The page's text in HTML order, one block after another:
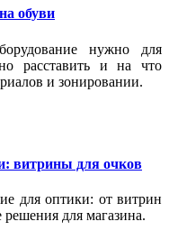
обуви
нужно для
расставить и на что
и зонировании.
витрины для очков
для оптики: от витрин
для магазина.